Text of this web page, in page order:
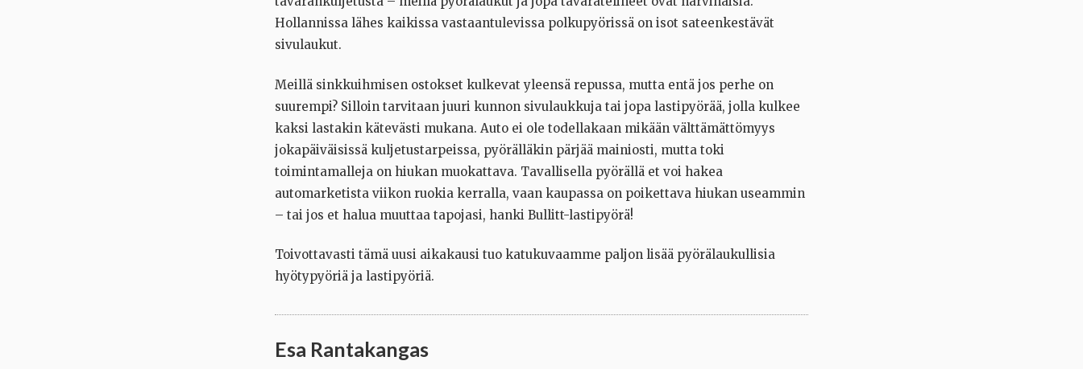
Hollannissa lähes kaikissa vastaantulevissa polkupyörissä on isot sateenkestävät
sivulaukut.
Meillä sinkkuihmisen ostokset kulkevatyleensä repussa, mutta entä jos perhe on
suurempi? Silloin tarvitaan juuri kunnon sivulaukkuja tai jopa lastipyörää, jolla kulkee
kaksi lastakin kätevästi mukana. Auto ei ole todellakaan mikään välttämättömyys
jokapäiväisissä kuljetustarpeissa, pyörälläkin pärjää mainiosti, mutta toki
toimintamalleja on hiukan muokattava. Tavallisella pyörällä et voi hakea
automarketista viikon ruokia kerralla, vaan kaupassa on poikettava hiukan useammin
– tai jos et halua muuttaa tapojasi, hanki Bullitt-lastipyörä!
Toivottavasti tämä uusi aikakausi tuo katukuvaamme paljon lisää pyörälaukullisia
hyötypyöriä ja lastipyöriä.
Esa Rantakangas